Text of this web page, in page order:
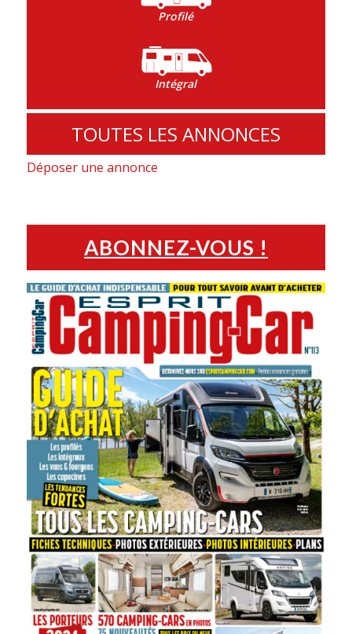
Profilé
Intégral
TOUTES LES ANNONCES
Déposer une annonce
ABONNEZ-VOUS !